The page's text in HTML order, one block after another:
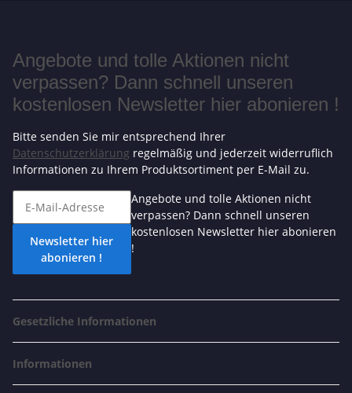
Angebote und tolle Aktionen nicht
verpassen? Dann schnell unseren
kostenlosen Newsletter hier abonieren !
Bitte senden Sie mir entsprechend Ihrer
Datenschutzerklärung regelmäßig und jederzeit widerruflich
Informationen zu Ihrem Produktsortiment per E-Mail zu.
Newsletter hier
abonieren !
Angebote und tolle Aktionen nicht
verpassen? Dann schnell unseren
kostenlosen Newsletter hier abonieren
!
Gesetzliche Informationen
Informationen